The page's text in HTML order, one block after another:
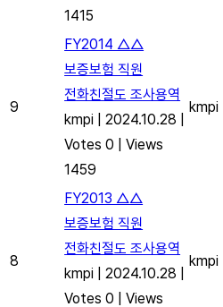
1415
9
FY2014 △△
보증보험 직원
전화친절도 조사용역
kmpi
2024.10.28
Votes 0
Views
1459
kmpi
8
FY2013 △△
보증보험 직원
전화친절도 조사용역
kmpi
2024.10.28
Votes 0
Views
kmpi